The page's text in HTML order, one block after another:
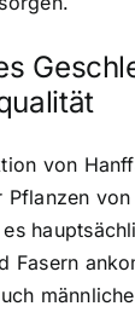
von
Pflanzen
Fasern